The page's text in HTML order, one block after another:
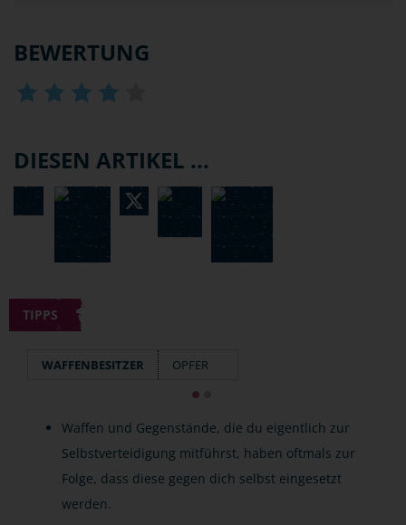
BEWERTUNG
DIESEN ARTIKEL ...
TIPPS
WAFFENBESITZER OPFER
Waffen und Gegenstände, die du eigentlich zur
Selbstverteidigung mitführst, haben oftmals zur
Folge, dass diese gegen dich selbst eingesetzt
werden.